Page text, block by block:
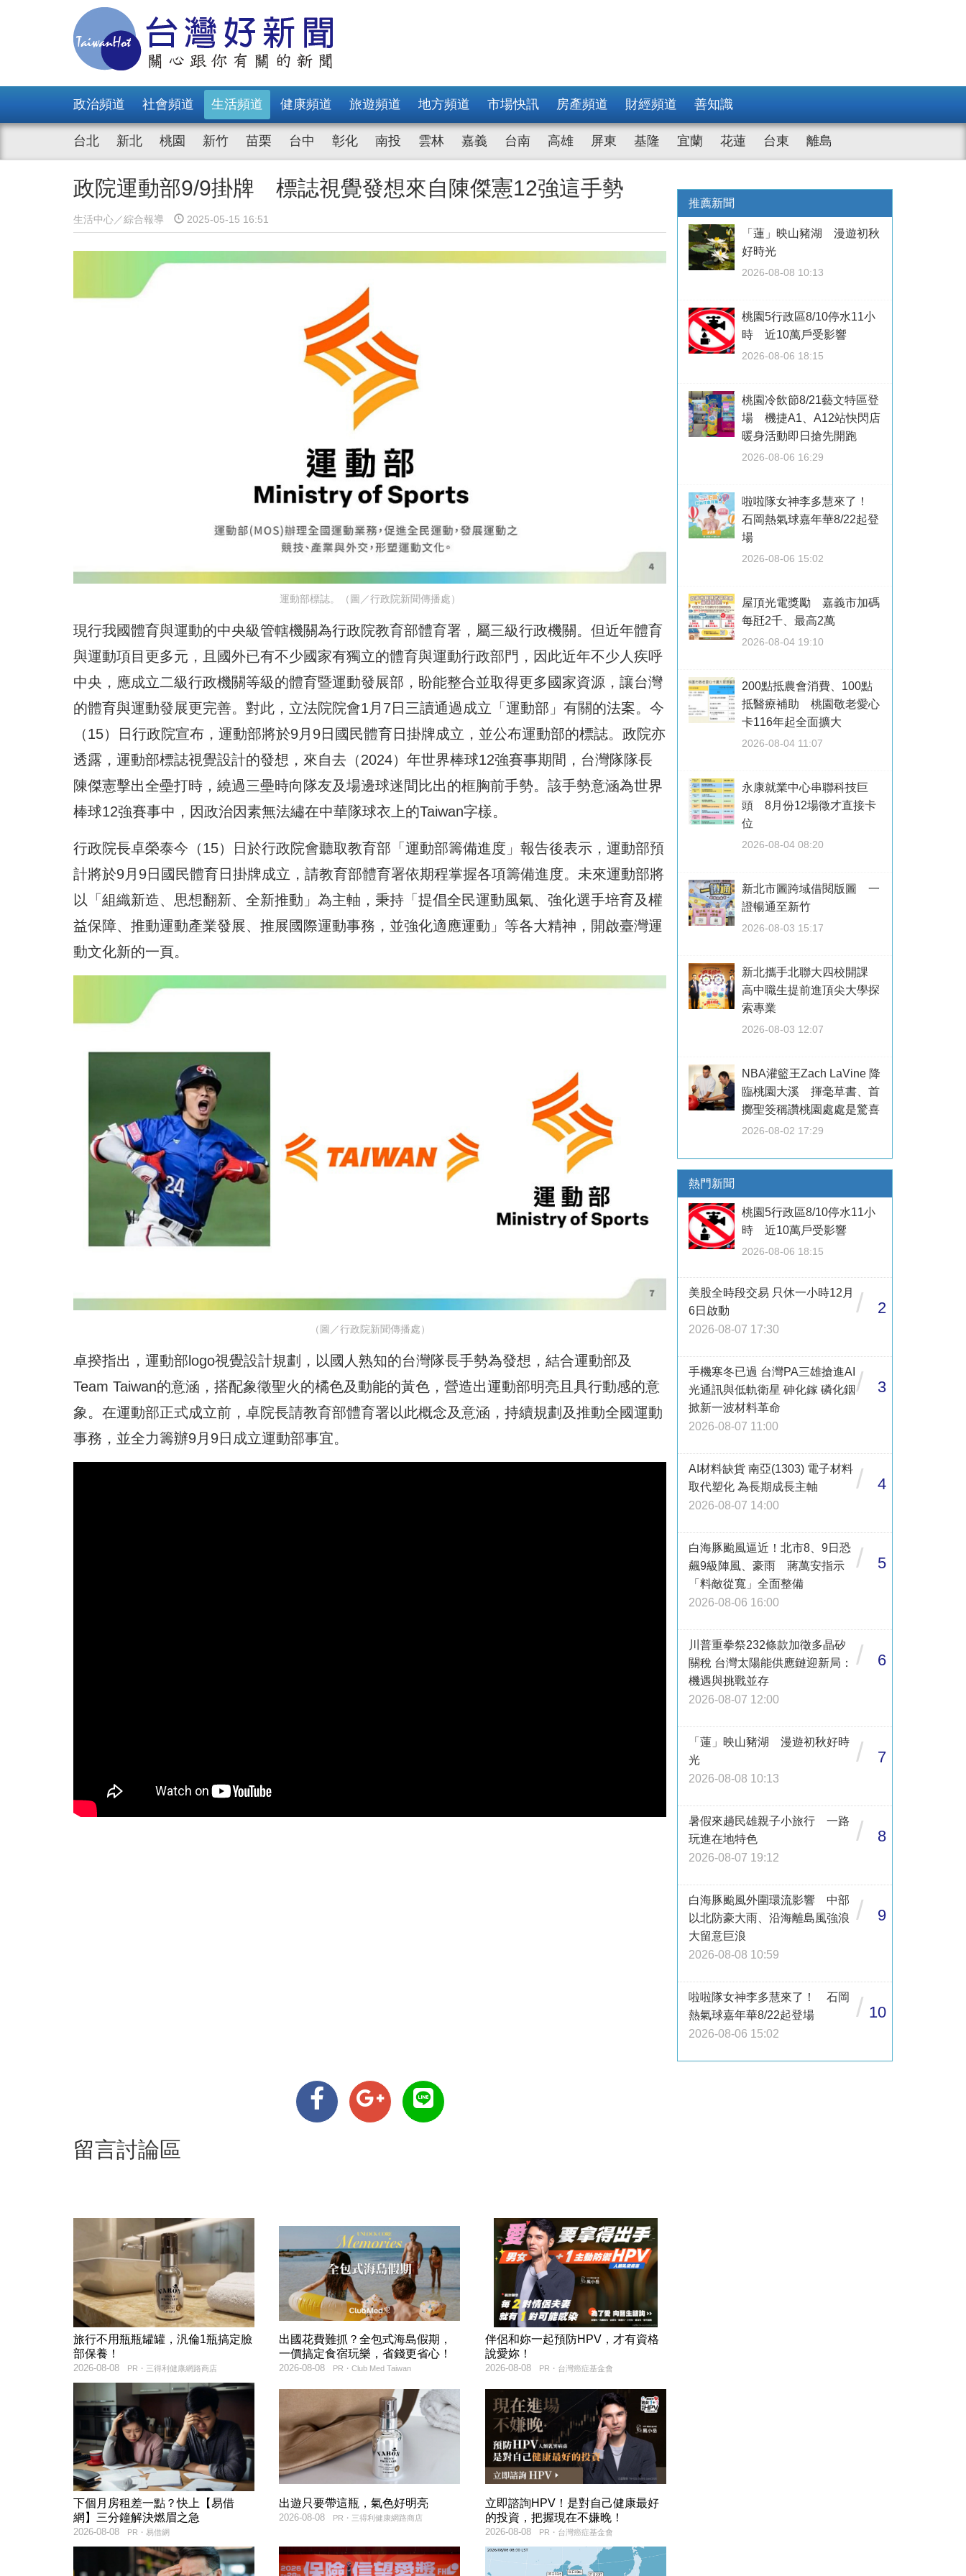
政治頻道 社會頻道 生活頻道 健康頻道 旅遊頻道 地方頻道 市場快訊 房產頻道 財經頻道 善知識
台北 新北 桃園 新竹 苗栗 台中 彰化 南投 雲林 嘉義 台南 高雄 屏東 基隆 宜蘭 花蓮 台東 離島
政院運動部9/9掛牌 標誌視覺發想來自陳傑憲12強這手勢
生活中心／綜合報導 2025-05-15 16:51
運動部標誌。（圖／行政院新聞傳播處）
現行我國體育與運動的中央級管轄機關為行政院教育部體育署，屬三級行政機關。但近年體育
與運動項目更多元，且國外已有不少國家有獨立的體育與運動行政部門，因此近年不少人疾呼
中央，應成立二級行政機關等級的體育暨運動發展部，盼能整合並取得更多國家資源，讓台灣
的體育與運動發展更完善。對此，立法院院會1月7日三讀通過成立「運動部」有關的法案。今
（15）日行政院宣布，運動部將於9月9日國民體育日掛牌成立，並公布運動部的標誌。政院亦
透露，運動部標誌視覺設計的發想，來自去（2024）年世界棒球12強賽事期間，台灣隊隊長
陳傑憲擊出全壘打時，繞過三壘時向隊友及場邊球迷間比出的框胸前手勢。該手勢意涵為世界
棒球12強賽事中，因政治因素無法繡在中華隊球衣上的Taiwan字樣。
行政院長卓榮泰今（15）日於行政院會聽取教育部「運動部籌備進度」報告後表示，運動部預
計將於9月9日國民體育日掛牌成立，請教育部體育署依期程掌握各項籌備進度。未來運動部將
以「組織新造、思想翻新、全新推動」為主軸，秉持「提倡全民運動風氣、強化選手培育及權
益保障、推動運動產業發展、推展國際運動事務，並強化適應運動」等各大精神，開啟臺灣運
動文化新的一頁。
（圖／行政院新聞傳播處）
卓揆指出，運動部logo視覺設計規劃，以國人熟知的台灣隊長手勢為發想，結合運動部及
Team Taiwan的意涵，搭配象徵聖火的橘色及動能的黃色，營造出運動部明亮且具行動感的意
象。在運動部正式成立前，卓院長請教育部體育署以此概念及意涵，持續規劃及推動全國運動
事務，並全力籌辦9月9日成立運動部事宜。
留言討論區
旅行不用瓶瓶罐罐，汎倫1瓶搞定臉
部保養！
PR・三得利健康網路商店
2026-08-08
出國花費難抓？全包式海島假期，
一價搞定食宿玩樂，省錢更省心！
PR・Club Med Taiwan
2026-08-08
伴侶和妳一起預防HPV，才有資格
說愛妳！
PR・台灣癌症基金會
2026-08-08
下個月房租差一點？快上【易借
網】三分鐘解決燃眉之急
PR・易借網
2026-08-08
出遊只要帶這瓶，氣色好明亮
PR・三得利健康網路商店
2026-08-08
立即諮詢HPV！是對自己健康最好
的投資，把握現在不嫌晚！
PR・台灣癌症基金會
2026-08-08
推薦新聞
「蓮」映山豬湖 漫遊初秋
好時光
2026-08-08 10:13
桃園5行政區8/10停水11小
時 近10萬戶受影響
2026-08-06 18:15
桃園冷飲節8/21藝文特區登
場 機捷A1、A12站快閃店
暖身活動即日搶先開跑
2026-08-06 16:29
啦啦隊女神李多慧來了！
石岡熱氣球嘉年華8/22起登
場
2026-08-06 15:02
屋頂光電獎勵 嘉義市加碼
每瓩2千、最高2萬
2026-08-04 19:10
200點抵農會消費、100點
抵醫療補助 桃園敬老愛心
卡116年起全面擴大
2026-08-04 11:07
永康就業中心串聯科技巨
頭 8月份12場徵才直接卡
位
2026-08-04 08:20
新北市圖跨域借閱版圖 一
證暢通至新竹
2026-08-03 15:17
新北攜手北聯大四校開課
高中職生提前進頂尖大學探
索專業
2026-08-03 12:07
NBA灌籃王Zach LaVine 降
臨桃園大溪 揮毫草書、首
擲聖筊稱讚桃園處處是驚喜
2026-08-02 17:29
熱門新聞
桃園5行政區8/10停水11小
時 近10萬戶受影響
2026-08-06 18:15
美股全時段交易 只休一小時12月
6日啟動
2026-08-07 17:30
/ 2
手機寒冬已過 台灣PA三雄搶進AI
光通訊與低軌衛星 砷化鎵 磷化銦
掀新一波材料革命
2026-08-07 11:00
/ 3
AI材料缺貨 南亞(1303) 電子材料
取代塑化 為長期成長主軸
2026-08-07 14:00
/ 4
白海豚颱風逼近！北市8、9日恐
飆9級陣風、豪雨 蔣萬安指示
「料敵從寬」全面整備
2026-08-06 16:00
/ 5
川普重拳祭232條款加徵多晶矽
關稅 台灣太陽能供應鏈迎新局：
機遇與挑戰並存
2026-08-07 12:00
/ 6
「蓮」映山豬湖 漫遊初秋好時
光
2026-08-08 10:13
/ 7
暑假來趟民雄親子小旅行 一路
玩進在地特色
2026-08-07 19:12
/ 8
白海豚颱風外圍環流影響 中部
以北防豪大雨、沿海離島風強浪
大留意巨浪
2026-08-08 10:59
/ 9
啦啦隊女神李多慧來了！ 石岡
熱氣球嘉年華8/22起登場
2026-08-06 15:02
/ 10